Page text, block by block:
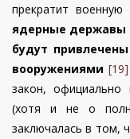
прекратит
ядерные державы
будут
вооружениями [19]
закон, официально
(хотя и не о
заключалась в том,